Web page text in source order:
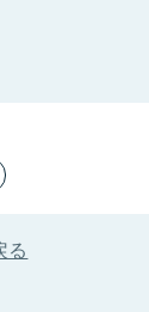
る